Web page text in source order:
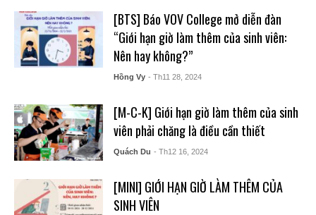
[BTS] Báo VOV College mở diễn đàn
“Giới hạn giờ làm thêm của sinh viên:
Nên hay không?”
Hồng Vy - Th11 28, 2024
[M-C-K] Giới hạn giờ làm thêm của sinh
viên phải chăng là điều cần thiết
Quách Du - Th12 16, 2024
[MINI] GIỚI HẠN GIỜ LÀM THÊM CỦA
SINH VIÊN